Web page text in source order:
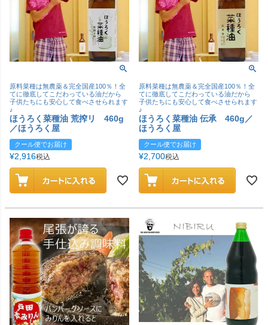
原料菜種は無農薬＆完全国産100％！全
てに徹底してこだわっている油だから
子供たちにも安心して食べさせられます
♪
ほうろく菜種油 荒搾リ 460g
／ほうろく屋
クール便でお届け
¥2,916税込
原料菜種は無農薬＆完全国産100％！全
てに徹底してこだわっている油だから
子供たちにも安心して食べさせられます
♪
ほうろく菜種油 伝承 460g／
ほうろく屋
クール便でお届け
¥2,700税込